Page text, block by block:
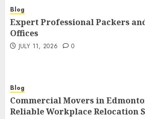
Blog
Expert Professional Packers
Offices
JULY 11, 2026 0
Blog
Commercial Movers in
Reliable Workplace Relocation